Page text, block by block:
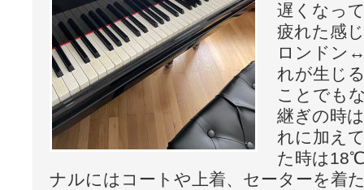
遅くなっ
疲れた感
ロンドン
れが生じ
ことでも
継ぎの時
れに加え
た時は
ナルにはコートや上着、セーターを着